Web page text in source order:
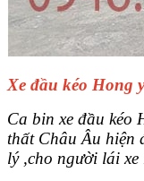
Xe đầu kéo Hong
Ca bin xe đầu kéo
thất Châu Âu hiện
lý ,cho người lái